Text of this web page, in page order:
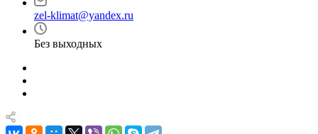
zel-klimat@yandex.ru
Без выходных